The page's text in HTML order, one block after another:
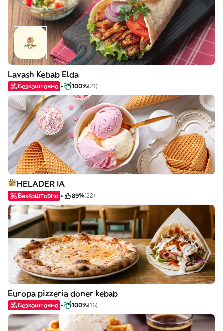
Lavash Kebab Elda
Безкоштовно 100%(21)
HELADER IA
Безкоштовно 89%(22)
Europa pizzeria doner kebab
Безкоштовно 100%(16)